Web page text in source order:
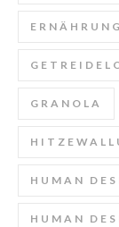
ERNÄHRUNG
GRANOLA
HUMAN
HUMAN